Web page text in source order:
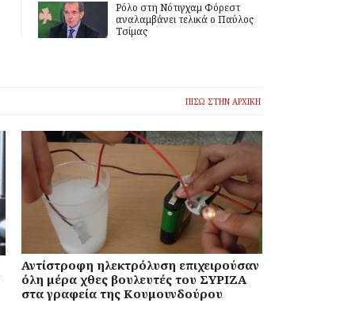
Ρόλο στη Νότιγχαμ Φόρεστ
αναλαμβάνει τελικά ο Παύλος
Τσίμας
ΠΙΣΩ ΣΤΗΝ ΑΡΧΙΚΗ
Αντίστροφη ηλεκτρόλυση επιχειρούσαν
όλη μέρα χθες βουλευτές του ΣΥΡΙΖΑ
στα γραφεία της Κουμουνδούρου